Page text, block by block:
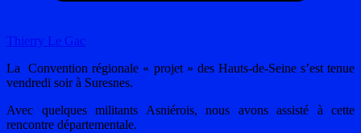
Thierry Le Gac
La Convention régionale « projet » des Hauts-de-Seine s’est tenue
vendredi soir à Suresnes.
Avec quelques militants Asniérois, nous avons assisté à cette
rencontre départementale.